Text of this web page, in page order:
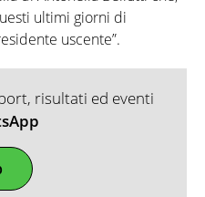
ultimi giorni di
uscente”.
risultati ed eventi